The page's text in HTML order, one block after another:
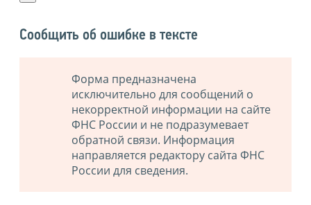
Сообщить об ошибке в тексте
Форма предназначена
исключительно для сообщений о
некорректной информации на сайте
ФНС России и не подразумевает
обратной связи. Информация
направляется редактору сайта ФНС
России для сведения.